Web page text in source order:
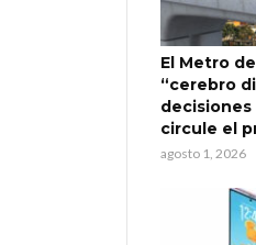
El Metro
“cerebro
circule el
agosto 1, 2026